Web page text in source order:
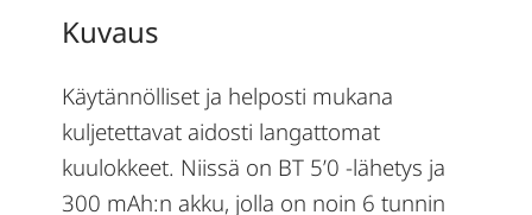
Kuvaus
Käytännölliset ja helposti mukana
kuljetettavat aidosti langattomat
kuulokkeet. Niissä on BT 5’0 -lähetys ja
300 mAh:n akku, jolla on noin 6 tunnin